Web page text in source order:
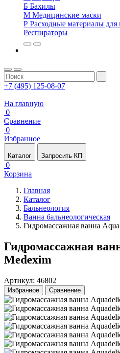
Б Бахилы
М Медицинские маски
Р Расходные материалы для
Респираторы
+7 (495) 125-08-07
На главную
0
Сравнение
0
Избранное
Каталог Запросить КП
0
Корзина
Главная
Каталог
Бальнеология
Ванна бальнеологическая
Гидромассажная ванна
Гидромассажная
Medexim
Артикул: 46802
Избранное Сравнение